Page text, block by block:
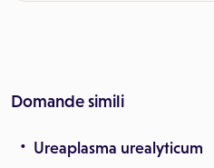
Domande simili
Ureaplasma urealyticum